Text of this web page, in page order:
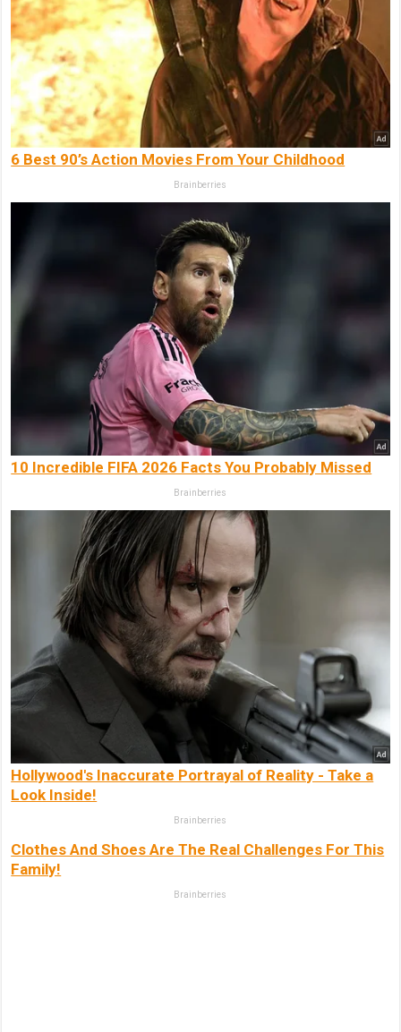
6 Best 90’s Action Movies From Your Childhood
Brainberries
10 Incredible FIFA 2026 Facts You Probably Missed
Brainberries
Hollywood's Inaccurate Portrayal of Reality - Take a
Look Inside!
Brainberries
Clothes And Shoes Are The Real Challenges For This
Family!
Brainberries